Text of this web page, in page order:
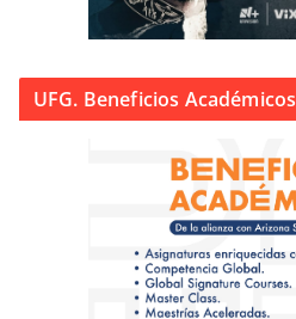
UFG. Beneficios Académicos